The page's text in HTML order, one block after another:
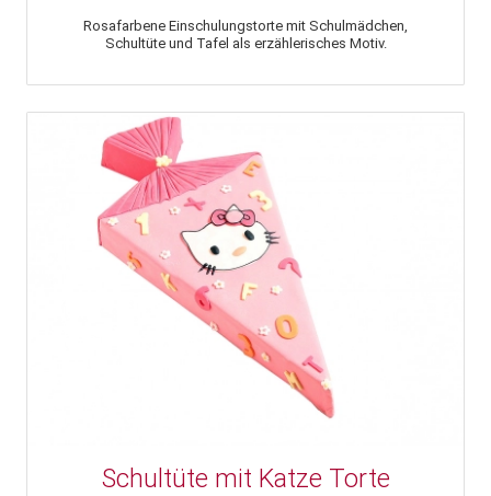
Rosafarbene Einschulungstorte mit Schulmädchen,
Schultüte und Tafel als erzählerisches Motiv.
Schultüte mit Katze Torte